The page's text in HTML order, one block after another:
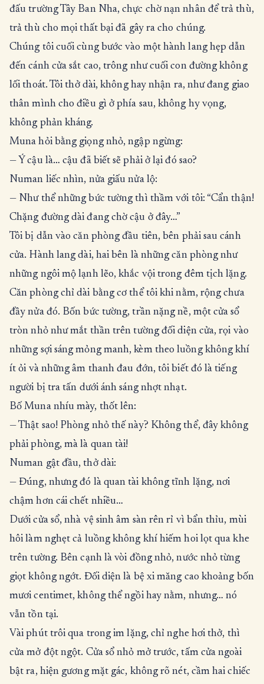
đấu trường Tây Ban Nha, chực chờ nạn nhân để trả thù,
trả thù cho mọi thất bại đã gây ra cho chúng.
Chúng tôi cuối cùng bước vào một hành lang hẹp dẫn
đến cánh cửa sắt cao, trông như cuối con đường không
lối thoát. Tôi thở dài, không hay nhận ra, như đang giao
thân mình cho điều gì ở phía sau, không hy vọng,
không phản kháng.
Muna hỏi bằng giọng nhỏ, ngập ngừng:
— Ý cậu là… cậu đã biết sẽ phải ở lại đó sao?
Numan liếc nhìn, nửa giấu nửa lộ:
— Như thể những bức tường thì thầm với tôi: “Cẩn thận!
Chặng đường dài đang chờ cậu ở đây…”
Tôi bị dẫn vào căn phòng đầu tiên, bên phải sau cánh
cửa. Hành lang dài, hai bên là những căn phòng như
những ngôi mộ lạnh lẽo, khắc vội trong đêm tịch lặng.
Căn phòng chỉ dài bằng cơ thể tôi khi nằm, rộng chưa
đầy nửa đó. Bốn bức tường, trần nặng nề, một cửa sổ
tròn nhỏ như mắt thần trên tường đối diện cửa, rọi vào
những sợi sáng mỏng manh, kèm theo luồng không khí
ít ỏi và những âm thanh đau đớn, tôi biết đó là tiếng
người bị tra tấn dưới ánh sáng nhợt nhạt.
Bố Muna nhíu mày, thốt lên:
— Thật sao! Phòng nhỏ thế này? Không thể, đây không
phải phòng, mà là quan tài!
Numan gật đầu, thở dài:
— Đúng, nhưng đó là quan tài không tĩnh lặng, nơi
chậm hơn cái chết nhiều…
Dưới cửa sổ, nhà vệ sinh âm sàn rên rỉ vì bẩn thỉu, mùi
hôi làm nghẹt cả luồng không khí hiếm hoi lọt qua khe
trên tường. Bên cạnh là vòi đồng nhỏ, nước nhỏ từng
giọt không ngớt. Đối diện là bệ xi măng cao khoảng bốn
mươi centimet, không thể ngồi hay nằm, nhưng… nó
vẫn tồn tại.
Vài phút trôi qua trong im lặng, chỉ nghe hơi thở, thì
cửa mở đột ngột. Cửa sổ nhỏ mở trước, tấm cửa ngoài
bật ra, hiện gương mặt gác, không rõ nét, cầm hai chiếc